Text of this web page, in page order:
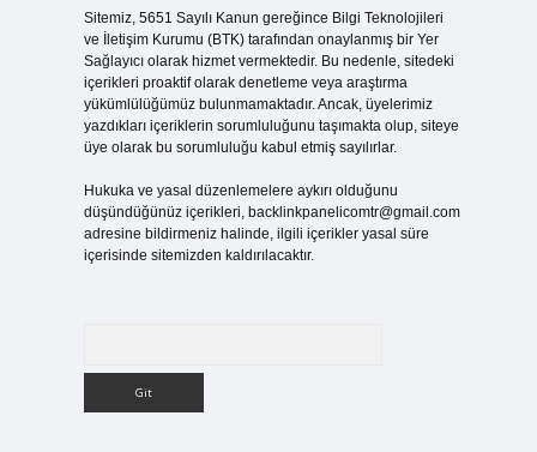
Sitemiz, 5651 Sayılı Kanun gereğince Bilgi Teknolojileri
ve İletişim Kurumu (BTK) tarafından onaylanmış bir Yer
Sağlayıcı olarak hizmet vermektedir. Bu nedenle, sitedeki
içerikleri proaktif olarak denetleme veya araştırma
yükümlülüğümüz bulunmamaktadır. Ancak, üyelerimiz
yazdıkları içeriklerin sorumluluğunu taşımakta olup, siteye
üye olarak bu sorumluluğu kabul etmiş sayılırlar.
Hukuka ve yasal düzenlemelere aykırı olduğunu
düşündüğünüz içerikleri, backlinkpanelicomtr@gmail.com
adresine bildirmeniz halinde, ilgili içerikler yasal süre
içerisinde sitemizden kaldırılacaktır.